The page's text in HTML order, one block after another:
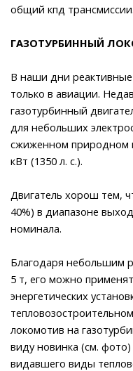
общий кпд трансмиссии.
ГАЗОТУРБИННЫЙ
В наши дни реактивные
только в авиации.
газотурбинный
для небольших
сжиженном природном
кВт (1350 л. с.).
Двигатель хорош тем,
40%) в диапазоне
номинала.
Благодаря небольшим
5 т, его можно
энергетических
локомотив на
виду новинка (см.
видавшего виды